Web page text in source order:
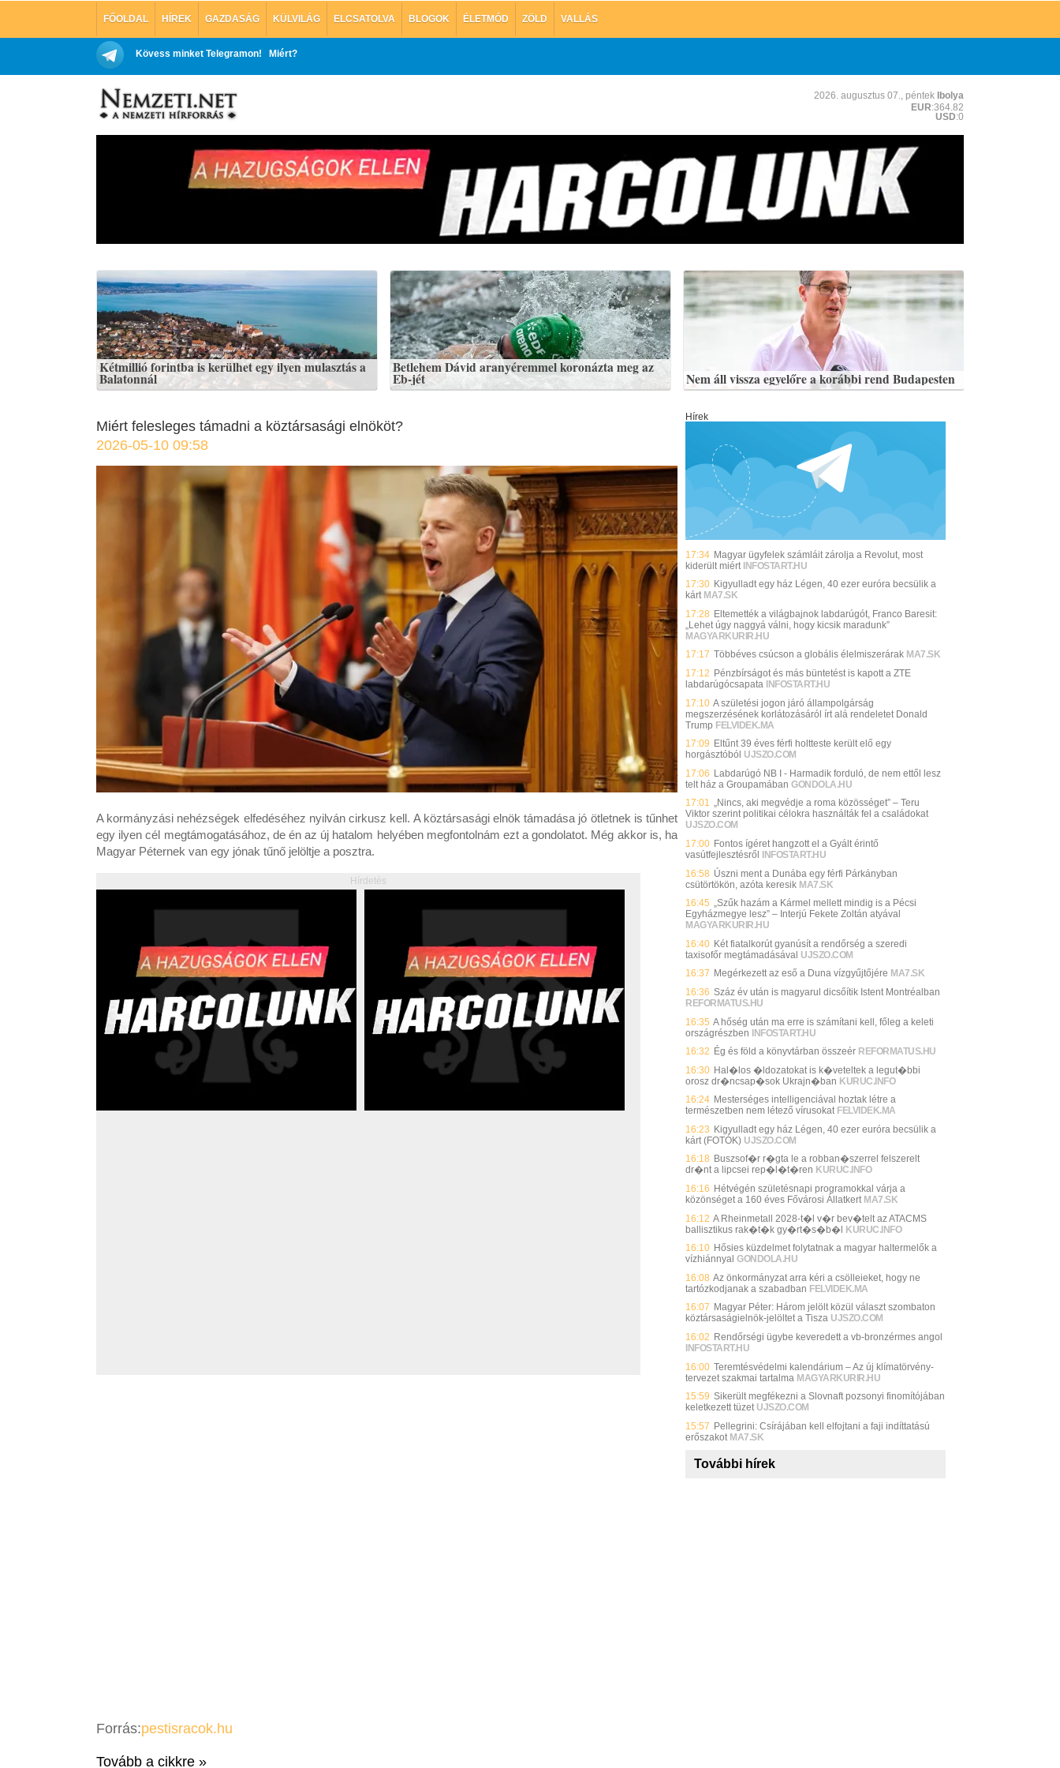
FŐOLDAL HÍREK GAZDASÁG KÜLVILÁG ELCSATOLVA BLOGOK ÉLETMÓD ZÖLD VALLÁS
Kövess minket Telegramon! Miért?
2026. augusztus 07., péntek Ibolya
EUR:364.82
USD:0
Kétmillió forintba is kerülhet egy ilyen mulasztás a
Balatonnál
Betlehem Dávid aranyéremmel koronázta meg az
Eb-jét Nem áll vissza egyelőre a korábbi rend Budapesten
Miért felesleges támadni a köztársasági elnököt?
2026-05-10 09:58
A kormányzási nehézségek elfedéséhez nyilván cirkusz kell. A köztársasági elnök támadása jó ötletnek is tűnhet
egy ilyen cél megtámogatásához, de én az új hatalom helyében megfontolnám ezt a gondolatot. Még akkor is, ha
Magyar Péternek van egy jónak tűnő jelöltje a posztra.
Hírdetés
Forrás:pestisracok.hu
Tovább a cikkre »
Hírek
17:34 Magyar ügyfelek számláit zárolja a Revolut, most
kiderült miért INFOSTART.HU
17:30 Kigyulladt egy ház Légen, 40 ezer euróra becsülik a
kárt MA7.SK
17:28 Eltemették a világbajnok labdarúgót, Franco Baresit:
„Lehet úgy naggyá válni, hogy kicsik maradunk”
MAGYARKURIR.HU
17:17 Többéves csúcson a globális élelmiszerárak MA7.SK
17:12 Pénzbírságot és más büntetést is kapott a ZTE
labdarúgócsapata INFOSTART.HU
17:10 A születési jogon járó állampolgárság
megszerzésének korlátozásáról írt alá rendeletet Donald
Trump FELVIDEK.MA
17:09 Eltűnt 39 éves férfi holtteste került elő egy
horgásztóból UJSZO.COM
17:06 Labdarúgó NB I - Harmadik forduló, de nem ettől lesz
telt ház a Groupamában GONDOLA.HU
17:01 „Nincs, aki megvédje a roma közösséget” – Teru
Viktor szerint politikai célokra használták fel a családokat
UJSZO.COM
17:00 Fontos ígéret hangzott el a Gyált érintő
vasútfejlesztésről
INFOSTART.HU
16:58 Úszni ment a Dunába egy férfi Párkányban
csütörtökön, azóta keresik MA7.SK
16:45 „Szűk hazám a Kármel mellett mindig is a Pécsi
Egyházmegye lesz” – Interjú Fekete Zoltán atyával
MAGYARKURIR.HU
16:40 Két fiatalkorút gyanúsít a rendőrség a szeredi
taxisofőr megtámadásával UJSZO.COM
16:37 Megérkezett az eső a Duna vízgyűjtőjére MA7.SK
16:36 Száz év után is magyarul dicsőítik Istent Montréalban
REFORMATUS.HU
16:35 A hőség után ma erre is számítani kell, főleg a keleti
országrészben INFOSTART.HU
16:32 Ég és föld a könyvtárban összeér REFORMATUS.HU
16:30 Hal�los �ldozatokat is k�veteltek a legut�bbi
orosz dr�ncsap�sok Ukrajn�ban KURUC.INFO
16:24 Mesterséges intelligenciával hoztak létre a
természetben nem létező vírusokat FELVIDEK.MA
16:23 Kigyulladt egy ház Légen, 40 ezer euróra becsülik a
kárt (FOTÓK) UJSZO.COM
16:18 Buszsof�r r�gta le a robban�szerrel felszerelt
dr�nt a lipcsei rep�l�t�ren KURUC.INFO
16:16 Hétvégén születésnapi programokkal várja a
közönséget a 160 éves Fővárosi Állatkert MA7.SK
16:12 A Rheinmetall 2028-t�l v�r bev�telt az ATACMS
ballisztikus rak�t�k gy�rt�s�b�l KURUC.INFO
16:10 Hősies küzdelmet folytatnak a magyar haltermelők a
vízhiánnyal GONDOLA.HU
16:08 Az önkormányzat arra kéri a csölleieket, hogy ne
tartózkodjanak a szabadban FELVIDEK.MA
16:07 Magyar Péter: Három jelölt közül választ szombaton
köztársaságielnök-jelöltet a Tisza UJSZO.COM
16:02 Rendőrségi ügybe keveredett a vb-bronzérmes angol
INFOSTART.HU
16:00 Teremtésvédelmi kalendárium – Az új klímatörvény-
tervezet szakmai tartalma MAGYARKURIR.HU
15:59 Sikerült megfékezni a Slovnaft pozsonyi finomítójában
keletkezett tüzet UJSZO.COM
15:57 Pellegrini: Csírájában kell elfojtani a faji indíttatású
erőszakot MA7.SK
További hírek